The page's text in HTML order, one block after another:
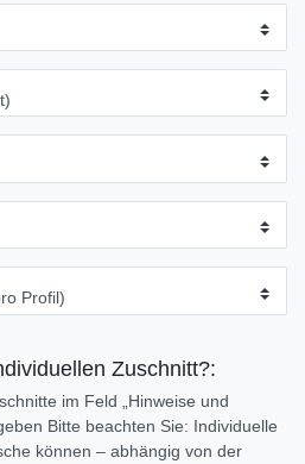
Zuschnitt?:
im Feld „Hinweise und
Bitte beachten Sie: Individuelle
können – abhängig von der